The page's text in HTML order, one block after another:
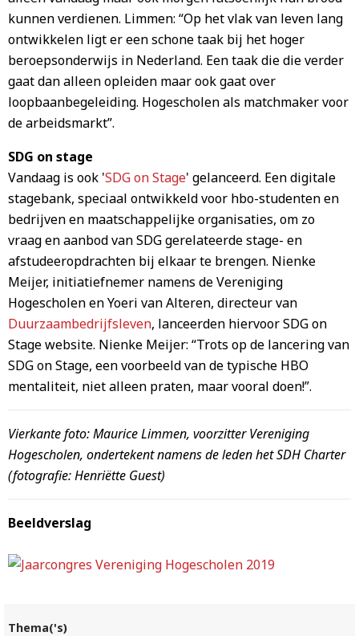
kunnen verdienen. Limmen: “Op het vlak van leven lang
ontwikkelen ligt er een schone taak bij het hoger
beroepsonderwijs in Nederland. Een taak die die verder
gaat dan alleen opleiden maar ook gaat over
loopbaanbegeleiding. Hogescholen als matchmaker voor
de arbeidsmarkt”.
SDG on stage
Vandaag is ook 'SDG on Stage' gelanceerd. Een digitale
stagebank, speciaal ontwikkeld voor hbo-studenten en
bedrijven en maatschappelijke organisaties, om zo
vraag en aanbod van SDG gerelateerde stage- en
afstudeeropdrachten bij elkaar te brengen. Nienke
Meijer, initiatiefnemer namens de Vereniging
Hogescholen en Yoeri van Alteren, directeur van
Duurzaambedrijfsleven, lanceerden hiervoor SDG on
Stage website. Nienke Meijer: “Trots op de lancering van
SDG on Stage, een voorbeeld van de typische HBO
mentaliteit, niet alleen praten, maar vooral doen!”.
Vierkante foto: Maurice Limmen, voorzitter Vereniging
Hogescholen, ondertekent namens de leden het SDH Charter
(fotografie: Henriëtte Guest)
Beeldverslag
Thema('s)